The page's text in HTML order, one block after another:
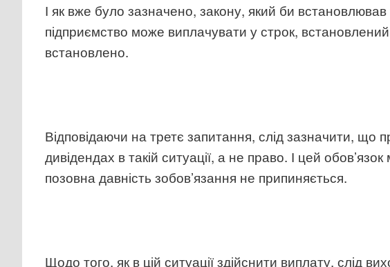
І як вже було зазначено, закону, який би
підприємство може виплачувати у строк,
встановлено.
Відповідаючи на третє запитання, слід зазначити, що
дивідендах в такій ситуації, а не право. І цей
позовна давність зобов’язання не припиняється.
Щодо того, як в цій ситуації здійснити виплату, слід